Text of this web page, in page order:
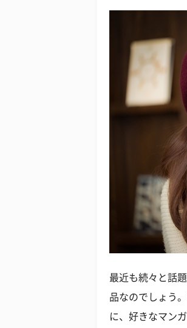
最近も続々と話
品なのでしょう
に、好きなマン